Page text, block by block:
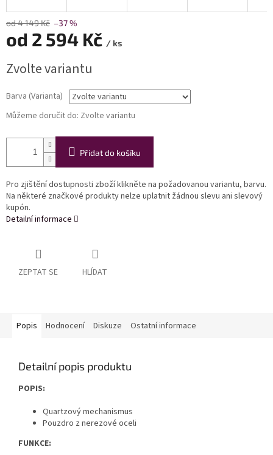
od 4 149 Kč –37 %
od 2 594 Kč / ks
cena:
Zvolte variantu
Barva (Varianta)
Můžeme doručit do: Zvolte variantu
Přidat do košíku
Pro zjištění dostupnosti zboží klikněte na požadovanou variantu, barvu.
Na některé značkové produkty nelze uplatnit žádnou slevu ani slevový
kupón.
Detailní informace
ZEPTAT SE HLÍDAT
Popis Hodnocení Diskuze Ostatní informace
Detailní popis produktu
POPIS:
Quartzový mechanismus
Pouzdro z nerezové oceli
FUNKCE: